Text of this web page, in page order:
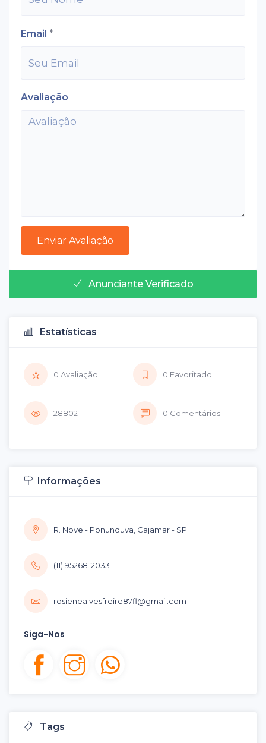
Email *
Avaliação
Anunciante Verificado
Estatísticas
0 Avaliação 0 Favoritado
28802 0 Comentários
Informações
R. Nove - Ponunduva, Cajamar - SP
(11) 95268-2033
rosienealvesfreire87fl@gmail.com
Siga-Nos
Tags